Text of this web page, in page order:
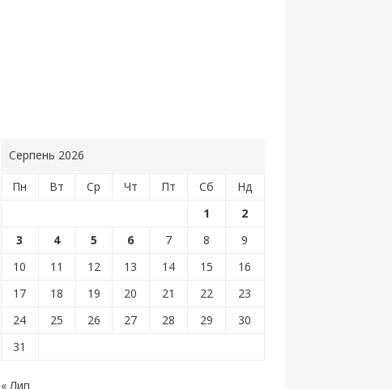
Серпень 2026
Пн Вт Ср Чт Пт Сб
Нд
1
2
3
4 5 6 7 8
9
10
11 12 13 14 15
16
17
18 19 20 21 22
23
24
25 26 27 28 29
30
31
« Лип